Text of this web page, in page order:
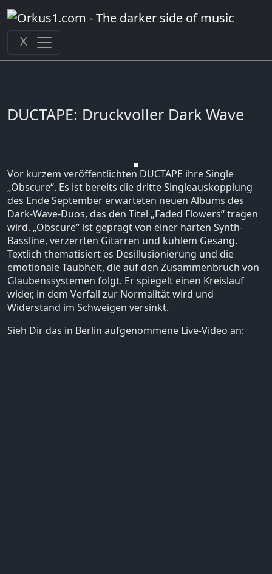
Zum
Inhalt
springen
X
DUCTAPE: Druckvoller Dark Wave
Vor kurzem veröffentlichten DUCTAPE ihre Single
„Obscure“. Es ist bereits die dritte Singleauskopplung
des Ende September erwarteten neuen Albums des
Dark-Wave-Duos, das den Titel „Faded Flowers“ tragen
wird. „Obscure“ ist geprägt von einer harten Synth-
Bassline, verzerrten Gitarren und kühlem Gesang.
Textlich thematisiert es Desillusionierung und die
emotionale Taubheit, die auf den Zusammenbruch von
Glaubenssystemen folgt. Er spiegelt einen Kreislauf
wider, in dem Verfall zur Normalität wird und
Widerstand im Schweigen versinkt.
Sieh Dir das in Berlin aufgenommene Live-Video an: